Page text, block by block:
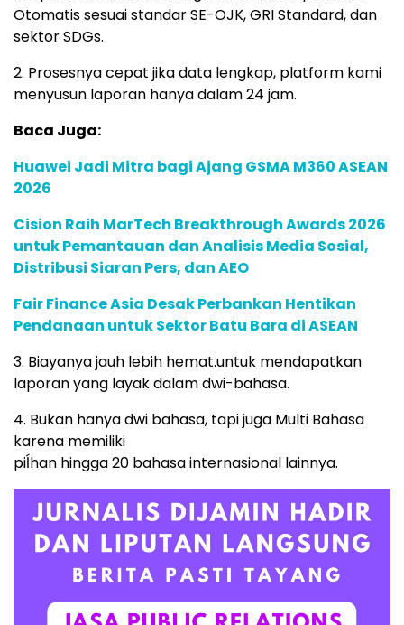
Otomatis sesuai standar SE-OJK, GRI Standard, dan
sektor SDGs.
2. Prosesnya cepat jika data lengkap, platform kami
menyusun laporan hanya dalam 24 jam.
Baca Juga:
Huawei Jadi Mitra bagi Ajang GSMA M360 ASEAN
2026
Cision Raih MarTech Breakthrough Awards 2026
untuk Pemantauan dan Analisis Media Sosial,
Distribusi Siaran Pers, dan AEO
Fair Finance Asia Desak Perbankan Hentikan
Pendanaan untuk Sektor Batu Bara di ASEAN
3. Biayanya jauh lebih hemat.untuk mendapatkan
laporan yang layak dalam dwi-bahasa.
4. Bukan hanya dwi bahasa, tapi juga Multi Bahasa
karena memiliki
piĺhan hingga 20 bahasa internasional lainnya.